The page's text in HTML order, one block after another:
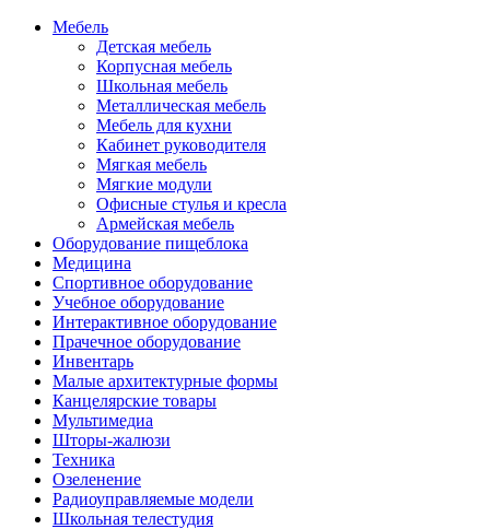
Мебель
Детская мебель
Корпусная мебель
Школьная мебель
Металлическая мебель
Мебель для кухни
Кабинет руководителя
Мягкая мебель
Мягкие модули
Офисные стулья и кресла
Армейская мебель
Оборудование пищеблока
Медицина
Спортивное оборудование
Учебное оборудование
Интерактивное оборудование
Прачечное оборудование
Инвентарь
Малые архитектурные формы
Канцелярские товары
Мультимедиа
Шторы-жалюзи
Техника
Озеленение
Радиоуправляемые модели
Школьная телестудия